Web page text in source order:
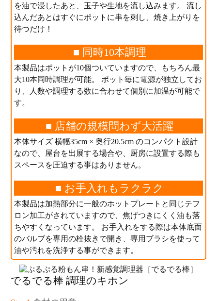
を油で浸したあと、玉子や生地を流し込みます。 流し
込んだあとはすぐにポットに串を刺し、焼き上がりを
待つだけ！
■ 同時10本調理
本製品はポットが10個ついていますので、もちろん最
大10本同時調理が可能。 ポット毎に電源が独立してお
り、人数や調理する数に合わせて個別に加温が可能で
す。
■ 店舗の規模問わず大活躍
本体サイズ 横幅35cm × 奥行20.5cm のコンパクト設計
なので、屋台を出展する場合や、厨房に設置する際も
スペースを圧迫する事はありません。
■ お手入れもラクラク
本製品は加熱部分に一般のホットプレートと同じテフ
ロン加工がされていますので、焦げつきにくく油も落
ちやすくなっています。 お手入れをする際は本体底面
のバルブを専用の栓抜きで開き、専用ブラシを使って
油や汚れを洗浄する事ができます。
でるでる棒 調理のキホン